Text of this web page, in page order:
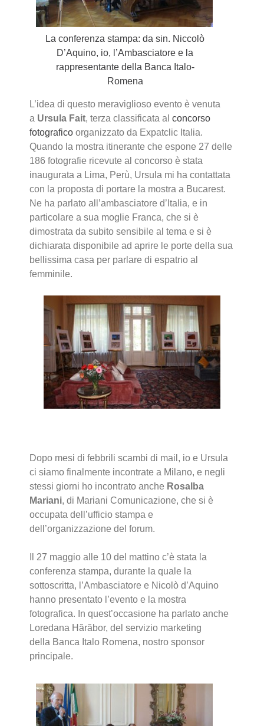
La conferenza stampa: da sin. Niccolò
D’Aquino, io, l’Ambasciatore e la
rappresentante della Banca Italo-
Romena
L’idea di questo meraviglioso evento è venuta
a Ursula Fait, terza classificata alconcorso
fotografico organizzato da Expatclic Italia.
Quando la mostra itinerante che espone 27 delle
186 fotografie ricevute al concorso è stata
inaugurata a Lima, Perù, Ursula mi ha contattata
con la proposta di portare la mostra a Bucarest.
Ne ha parlato all’ambasciatore d’Italia, e in
particolare a sua moglie Franca, che si è
dimostrata da subito sensibile al tema e si è
dichiarata disponibile ad aprire le porte della sua
bellissima casa per parlare di espatrio al
femminile.
Dopo mesi di febbrili scambi di mail, io e Ursula
ci siamo finalmente incontrate a Milano, e negli
stessi giorni ho incontrato anche Rosalba
Mariani, di Mariani Comunicazione, che si è
occupata dell’ufficio stampa e
dell’organizzazione del forum.
Il 27 maggio alle 10 del mattino c’è stata la
conferenza stampa, durante la quale la
sottoscritta, l’Ambasciatore e Nicolò d’Aquino
hanno presentato l’evento e la mostra
fotografica. In quest’occasione ha parlato anche
Loredana Hărăbor, del servizio marketing
della Banca Italo Romena, nostro sponsor
principale.